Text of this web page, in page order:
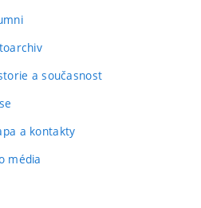
a současnost
a kontakty
média